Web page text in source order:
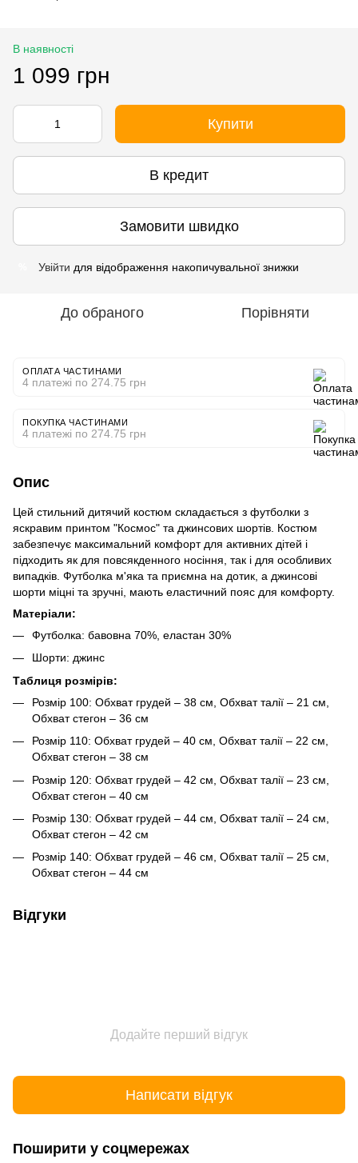
В наявності
1 099 грн
Купити
В кредит
Замовити швидко
Увійти для відображення накопичувальної знижки
До обраного Порівняти
ОПЛАТА ЧАСТИНАМИ
4 платежі по 274.75 грн
ПОКУПКА ЧАСТИНАМИ
4 платежі по 274.75 грн
Опис
Цей стильний дитячий костюм складається з футболки з
яскравим принтом "Космос" та джинсових шортів. Костюм
забезпечує максимальний комфорт для активних дітей і
підходить як для повсякденного носіння, так і для особливих
випадків. Футболка м'яка та приємна на дотик, а джинсові
шорти міцні та зручні, мають еластичний пояс для комфорту.
Матеріали:
Футболка: бавовна 70%, еластан 30%
Шорти: джинс
Таблиця розмірів:
Розмір 100: Обхват грудей – 38 см, Обхват талії – 21 см,
Обхват стегон – 36 см
Розмір 110: Обхват грудей – 40 см, Обхват талії – 22 см,
Обхват стегон – 38 см
Розмір 120: Обхват грудей – 42 см, Обхват талії – 23 см,
Обхват стегон – 40 см
Розмір 130: Обхват грудей – 44 см, Обхват талії – 24 см,
Обхват стегон – 42 см
Розмір 140: Обхват грудей – 46 см, Обхват талії – 25 см,
Обхват стегон – 44 см
Відгуки
Додайте перший відгук
Написати відгук
Поширити у соцмережах